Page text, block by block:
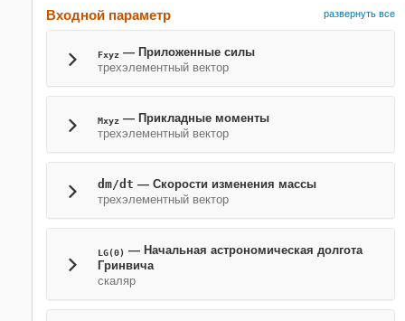
Входной параметр развернуть все
Fxyz — Приложенные силы
трехэлементный вектор
Mxyz — Прикладные моменты
трехэлементный вектор
dm/dt — Скорости изменения массы
трехэлементный вектор
LG(0) — Начальная астрономическая долгота
Гринвича
скаляр